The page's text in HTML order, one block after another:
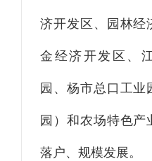
济开发区、园林经
金 经济开发区、
园、杨市总口工业
园）和农场特色产
落户、规模发展。